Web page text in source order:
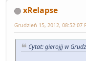
xRelapse
Grudzień 15, 2012, 08:52:07
Cytat: gierojjj w